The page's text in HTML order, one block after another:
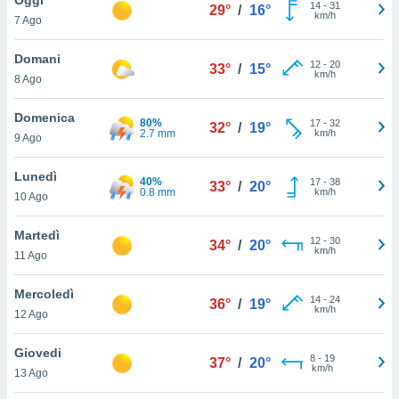
è
al sito
di
ci
di
il
un
la
nella
7 Ago
29° / 16° 14- 31
km/h
Domani
8 Ago
33° / 15° 12- 20
km/h
Domenica
9 Ago
80%
2.7 mm
32° / 19° 17- 32
km/h
Lunedì
10 Ago
40%
0.8 mm
33° / 20° 17- 38
km/h
Martedì
11 Ago
34° / 20° 12- 30
km/h
Mercoledì
12 Ago
36° / 19° 14- 24
km/h
Giovedi
13 Ago
37° / 20° 8- 19
km/h